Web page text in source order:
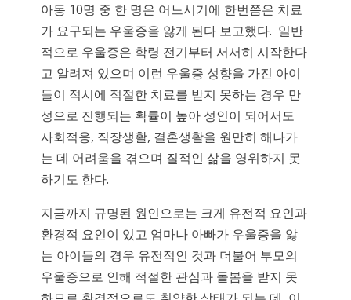
아동 10명 중 한 명은 어느시기에 한번쯤은 치료
가 요구되는 우울증을 앓게 된다 보고했다. 일반
적으로 우울증은 학령 전기부터 서서히 시작한다
고 알려져 있으며 이런 우울증 성향을 가진 아이
들이 적시에 적절한 치료를 받지 못하는 경우 만
성으로 진행되는 확률이 높아 성인이 되어서도
사회적응, 직장생활, 결혼생활을 원만히 해나가
는 데 어려움을 겪으며 질적인 삶을 영위하지 못
하기도 한다.
지금까지 규명된 원인으로는 크게 유전적 요인과
환경적 요인이 있고 엄마나 아빠가 우울증을 앓
는 아이들의 경우 유전적인 것과 더불어 부모의
우울증으로 인해 적절한 관심과 돌봄을 받지 못